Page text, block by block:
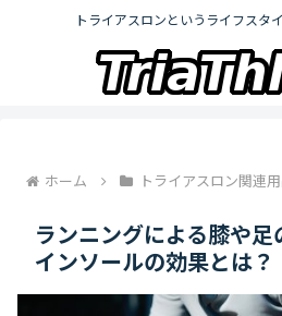
トライアスロンというライフスタ
ホーム トライアスロン関連
ランニングによる膝や
インソールの効果とは？